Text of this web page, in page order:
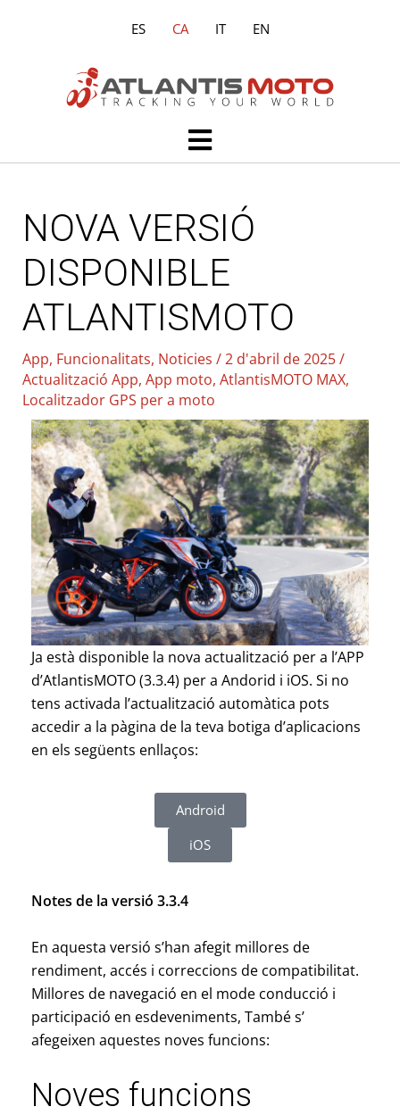
ES CA IT EN
Main
Menu
NOVA VERSIÓ
DISPONIBLE
ATLANTISMOTO
App, Funcionalitats, Noticies /2 d'abril de 2025/
Actualització App, App moto, AtlantisMOTO MAX,
Localitzador GPS per a moto
Ja està disponible la nova actualització per a l’APP
d’AtlantisMOTO (3.3.4) per a Andorid i iOS. Si no
tens activada l’actualització automàtica pots
accedir a la pàgina de la teva botiga d’aplicacions
en els següents enllaços:
Android
iOS
Notes de la versió 3.3.4
En aquesta versió s’han afegit millores de
rendiment, accés i correccions de compatibilitat.
Millores de navegació en el mode conducció i
participació en esdeveniments, També s’
afegeixen aquestes noves funcions:
Noves funcions